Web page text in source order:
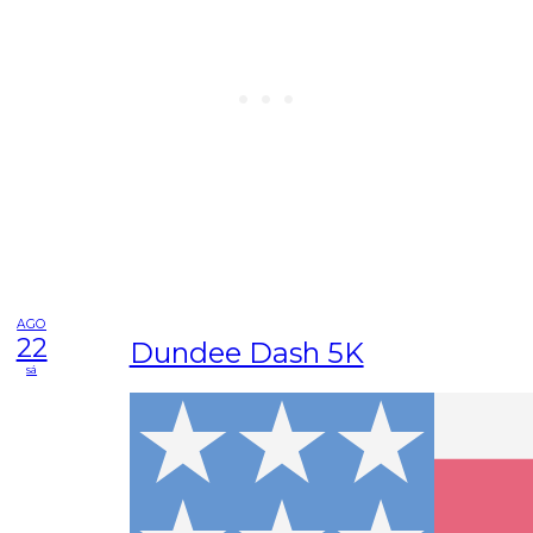
AGO
22
sá Dundee Dash 5K